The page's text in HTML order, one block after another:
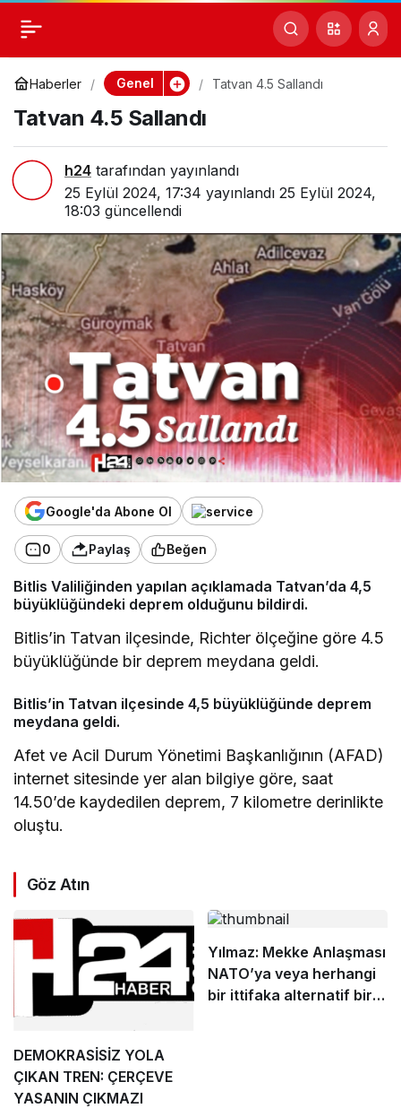
Haberler Genel Tatvan 4.5 Sallandı
Tatvan 4.5 Sallandı
h24 tarafından yayınlandı
25 Eylül 2024, 17:34 yayınlandı 25 Eylül 2024,
18:03 güncellendi
Google'da Abone Ol
0 Paylaş Beğen
Bitlis Valiliğinden yapılan açıklamada Tatvan’da 4,5
büyüklüğündeki deprem olduğunu bildirdi.
Bitlis’in Tatvan ilçesinde, Richter ölçeğine göre 4.5
büyüklüğünde bir deprem meydana geldi.
Bitlis’in Tatvan ilçesinde 4,5 büyüklüğünde deprem
meydana geldi.
Afet ve Acil Durum Yönetimi Başkanlığının (AFAD)
internet sitesinde yer alan bilgiye göre, saat
14.50’de kaydedilen deprem, 7 kilometre derinlikte
oluştu.
Göz Atın
DEMOKRASİSİZ YOLA
ÇIKAN TREN: ÇERÇEVE
YASANIN ÇIKMAZI
Yılmaz: Mekke Anlaşması
NATO’ya veya herhangi
bir ittifaka alternatif bir
Tatvan 4.5 Sallandı Paylaş